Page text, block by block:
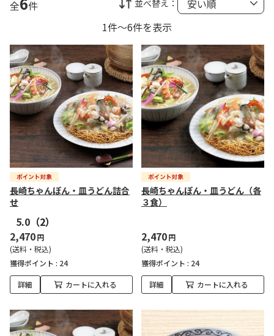
全 件 並べ替え：
1件～6件を表示
長崎ちゃんぽん・皿うどん詰合
せ
5.0 （2）
2,470円
(送料・税込)
獲得ポイント : 24
詳細 カートに入れる
長崎ちゃんぽん・皿うどん（各
３食）
2,470円
(送料・税込)
獲得ポイント : 24
詳細 カートに入れる